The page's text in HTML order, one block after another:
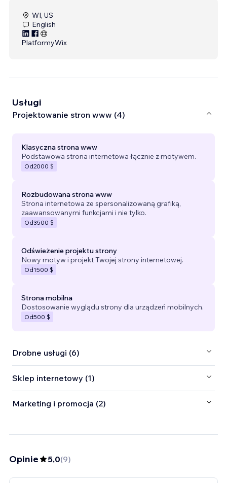
WI, US
English
PlatformyWix
Usługi
Projektowanie stron www (4)
Klasyczna strona www
Podstawowa strona internetowa łącznie z motywem.
Od2000 $
Rozbudowana strona www
Strona internetowa ze spersonalizowaną grafiką,
zaawansowanymi funkcjami i nie tylko.
Od3500 $
Odświeżenie projektu strony
Nowy motyw i projekt Twojej strony internetowej.
Od1500 $
Strona mobilna
Dostosowanie wyglądu strony dla urządzeń mobilnych.
Od500 $
Drobne usługi (6)
Sklep internetowy (1)
Marketing i promocja (2)
Opinie 5,0(9)